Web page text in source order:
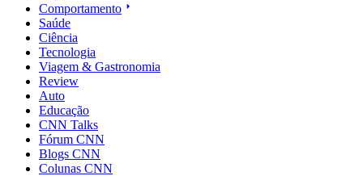
Comportamento
Saúde
Ciência
Tecnologia
Viagem & Gastronomia
Review
Auto
Educação
CNN Talks
Fórum CNN
Blogs CNN
Colunas CNN